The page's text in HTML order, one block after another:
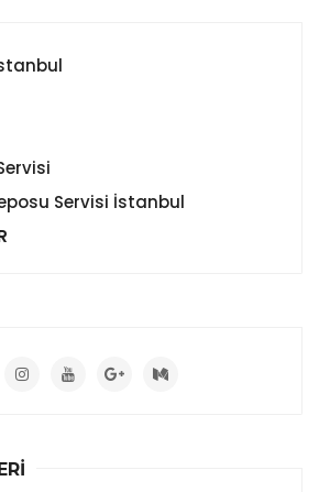
Servisi İstanbul